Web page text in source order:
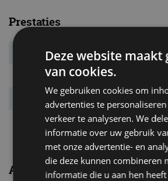
Prestaties
Systeemvermogen 210 kW
Systeemkoppel
Acc. 0-100 km/u 6,6 s
Topsnelheid 180 km/u
Algemeen
Deze website maakt
van cookies.
We gebruiken cookies om
advertenties te
verkeer te analyseren. We
informatie over uw gebruik
met onze advertentie- en
die deze kunnen combineren
informatie die u aan hen